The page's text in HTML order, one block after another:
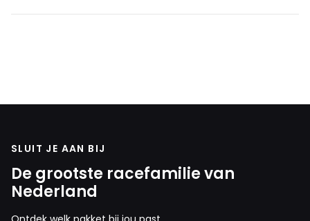
SLUIT JE AAN BIJ
De grootste racefamilie van
Nederland